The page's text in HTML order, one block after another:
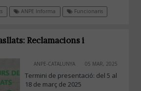
ANPE Informa Funcionaris
Reclamacions i
ANPE-CATALUNYA 05 MAR, 2025
Termini de presentació: del 5 al
18 de març de 2025